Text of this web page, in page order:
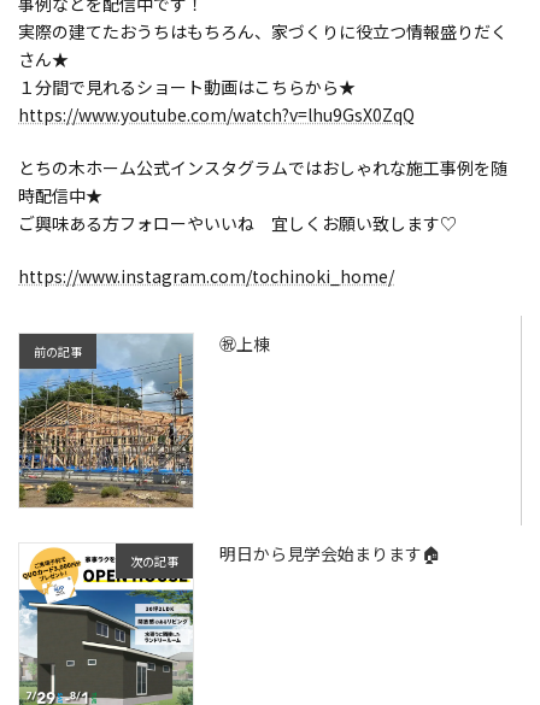
実際の建てたおうちはもちろん、家づくりに役立つ情報盛りだく
さん★
１分間で見れるショート動画はこちらから★
https://www.youtube.com/watch?v=lhu9GsX0ZqQ
とちの木ホーム公式インスタグラムではおしゃれな施工事例を随
時配信中★
ご興味ある方フォローやいいね 宜しくお願い致します♡
https://www.instagram.com/tochinoki_home/
前の記事 ㊗上棟
次の記事 明日から見学会始まります🏠